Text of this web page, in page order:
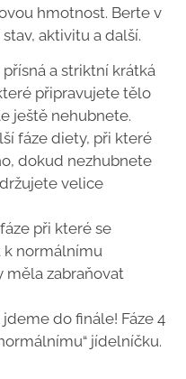
hmotnost. Berte v
aktivitu a další.
a striktní krátká
připravujete tělo
ještě nehubnete.
fáze diety, při které
dokud nezhubnete
velice
při které se
k normálnímu
měla zabraňovat
do finále! Fáze 4
jídelníčku.